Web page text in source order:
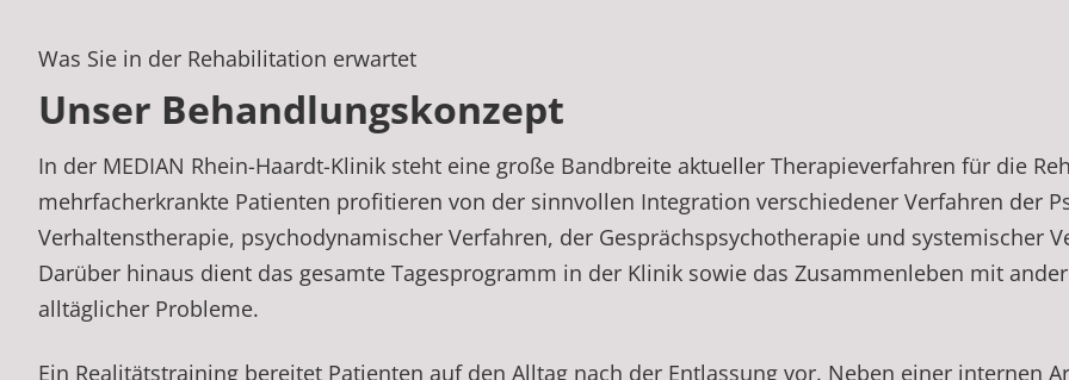
Was Sie in der Rehabilitation erwartet
Unser Behandlungskonzept
In der MEDIAN Rhein-Haardt-Klinik steht eine große Bandbreite aktueller Therapieverfahren für die
mehrfacherkrankte Patienten profitieren von der sinnvollen Integration verschiedener Verfahren der
Verhaltenstherapie, psychodynamischer Verfahren, der Gesprächspsychotherapie und systemischer
Darüber hinaus dient das gesamte Tagesprogramm in der Klinik sowie das Zusammenleben mit
alltäglicher Probleme.
Ein Realitätstraining bereitet Patienten auf den Alltag nach der Entlassung vor. Neben einer internen